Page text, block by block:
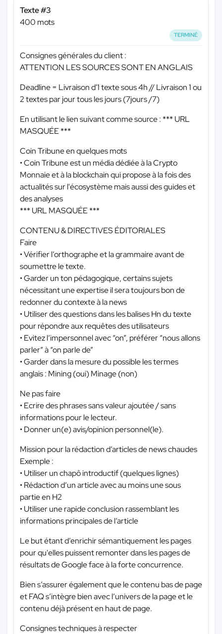
Texte #3
400 mots
TERMINÉ
Consignes générales du client :
ATTENTION LES SOURCES SONT EN ANGLAIS
Deadline = Livraison d'1 texte sous 4h // Livraison 1 ou
2 textes par jour tous les jours (7jours /7)
En utilisant le lien suivant comme source : *** URL
MASQUÉE ***
Coin Tribune en quelques mots
• Coin Tribune est un média dédiée à la Crypto
Monnaie et à la blockchain qui propose à la fois des
actualités sur l'écosystème mais aussi des guides et
des analyses
*** URL MASQUÉE ***
CONTENU & DIRECTIVES ÉDITORIALES
Faire
• Vérifier l’orthographe et la grammaire avant de
soumettre le texte.
• Garder un ton pédagogique, certains sujets
nécessitant une expertise il sera toujours bon de
redonner du contexte à la news
• Utiliser des questions dans les balises Hn du texte
pour répondre aux requêtes des utilisateurs
• Evitez l’impersonnel avec “on”, préférer “nous allons
parler” à “on parle de”
• Garder dans la mesure du possible les termes
anglais : Mining (oui) Minage (non)
Ne pas faire
• Ecrire des phrases sans valeur ajoutée / sans
informations pour le lecteur.
• Donner un(e) avis/opinion personnel(le).
Mission pour la rédaction d’articles de news chaudes
Exemple :
• Utiliser un chapô introductif (quelques lignes)
• Rédaction d’un article avec au moins une sous
partie en H2
• Utiliser une rapide conclusion rassemblant les
informations principales de l’article
Le but étant d’enrichir sémantiquement les pages
pour qu'elles puissent remonter dans les pages de
résultats de Google face à la forte concurrence.
Bien s’assurer également que le contenu bas de page
et FAQ s’intègre bien avec l’univers de la page et le
contenu déjà présent en haut de page.
Consignes techniques à respecter